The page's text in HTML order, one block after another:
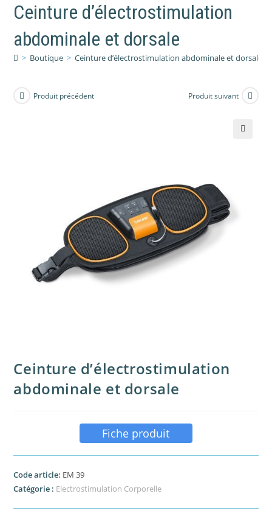
Ceinture d’électrostimulation
abdominale et dorsale
> Boutique > Ceinture d’électrostimulation abdominale et dorsale
Produit précédent Produit suivant
Ceinture d’électrostimulation
abdominale et dorsale
Fiche produit
Code article: EM 39
Catégorie : Electrostimulation Corporelle